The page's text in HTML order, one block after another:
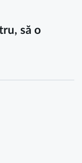
să o